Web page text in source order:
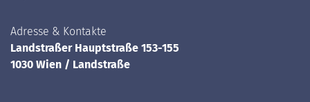
Adresse & Kontakte
Landstraßer Hauptstraße 153-155
1030 Wien / Landstraße